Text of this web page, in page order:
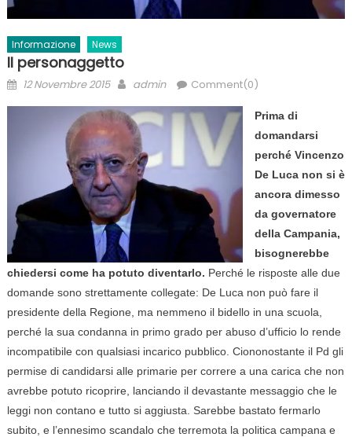
Informazione News
Il personaggetto
Posted
12 Novembre 2015 Author
admin Comment(0)
Prima di
domandarsi
perché Vincenzo
De Luca non si è
ancora dimesso
da governatore
della Campania,
bisognerebbe
chiedersi come ha potuto diventarlo. Perché le risposte alle due
domande sono strettamente collegate: De Luca non può fare il
presidente della Regione, ma nemmeno il bidello in una scuola,
perché la sua condanna in primo grado per abuso d’ufficio lo rende
incompatibile con qualsiasi incarico pubblico. Ciononostante il Pd gli
permise di candidarsi alle primarie per correre a una carica che non
avrebbe potuto ricoprire, lanciando il devastante messaggio che le
leggi non contano e tutto si aggiusta. Sarebbe bastato fermarlo
subito, e l’ennesimo scandalo che terremota la politica campana e